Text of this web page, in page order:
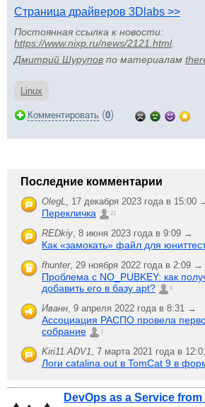
Страница драйверов 3Dlabs >>
Постоянная ссылка к новости:
https://www.nixp.ru/news/2121.html.
Дмитрий Шурупов по материалам
Linux
Комментировать (0)
Последние комментарии
OlegL, 17 декабря 2023 года в 15:00
Перекличка 21
REDkiy, 8 июня 2023 года в 9:09 →
Как «замокать» файл для
fhunter, 29 ноября 2022 года в 2:09 →
Проблема с NO_PUBKEY: как
добавить его в базу apt?
6
Иванн, 9 апреля 2022 года в 8:31 →
Ассоциация РАСПО провела
собрание
1
Kiri11.ADV1, 7 марта 2021 года в
Логи catalina.out в TomCat 9 в
DevOps as a Service